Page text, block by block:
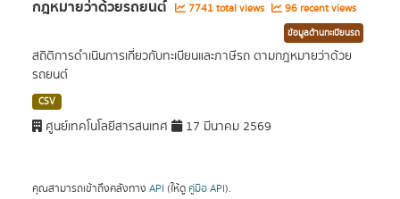
กฎหมายว่าด้วยรถยนต์ 7741 total views 96 recent views
ข้อมูลด้านทะเบียนรถ
สถิติการดำเนินการเกี่ยวกับทะเบียนและภาษีรถ ตามกฎหมายว่าด้วย
รถยนต์
CSV
ศูนย์เทคโนโลยีสารสนเทศ 17 มีนาคม 2569
คุณสามารถเข้าถึงคลังทาง API (ให้ดู คู่มือ API).